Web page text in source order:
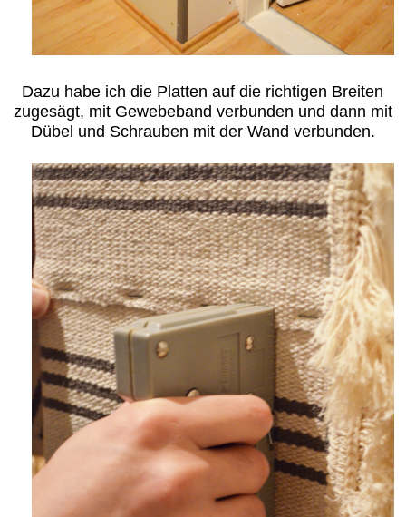
Dazu habe ich die Platten auf die richtigen Breiten
zugesägt, mit Gewebeband verbunden und dann mit
Dübel und Schrauben mit der Wand verbunden.